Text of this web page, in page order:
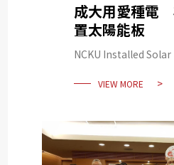
成大用愛種電
置太陽能板
NCKU Installed
VIEW MORE